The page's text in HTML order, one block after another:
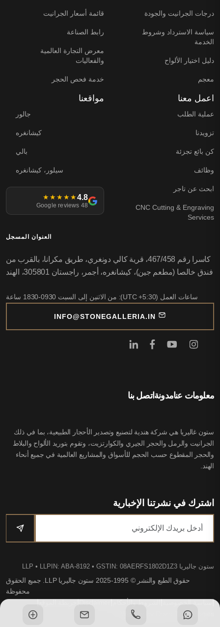
درجات الجرانيت والجودة
سياسة الاسترداد وشروط
الخدمة
دليل اختيار الألواح
معجم
قائمة أسعار الجرانيت
رابط الصناعة
معرض التجارة العالمية
والفعاليات
خدمة فحص الحجر
اعمل معنا
عملية الطلب
تزويدنا
كن بائع تجزئة
وظائف
ابحث عن تاجر
CNC Cutting & Engraving
Services
مواقعنا
جالور
كيشانغره
بالي
سيلور، كيشانغره
4.8
★★★★★
48 Google reviews
معلومات عنامدونة اتصل بنا
ستون غاليريا هي شركة هندية لتصنيع وتصدير الأحجار الطبيعية، بما في ذلك
الجرانيت والرمل والحجر الجيري والكوارتزيت، وتقوم بتوريد الألواح والبلاط
والحجر المقطوع حسب الحجم للأسواق والمشاريع العالمية في جميع أنحاء
الهند.
اشترك في نشرتنا الإخبارية
ستون جاليريا LLP • LLPIN: ABA-8192 • GSTIN: 08AERFS1802D1Z3
حقوق الطبع والنشر © 1995-2025 ستون جاليريا LLP. جميع الحقوق
محفوظة
|
Website by Dovio Technologies
العنوان المسجل
كاسرا رقم 467/458، قرية كالي دونغري، طريق مكرانا، بالقرب من
فندق خالصا (مطعم جين)، كيشانغره، أجمر، راجستان 305801، الهند
ساعات العمل (UTC +5:30): من الاثنين إلى السبت 0930-1830 ساعة
INFO@STONEGALLERIA.IN